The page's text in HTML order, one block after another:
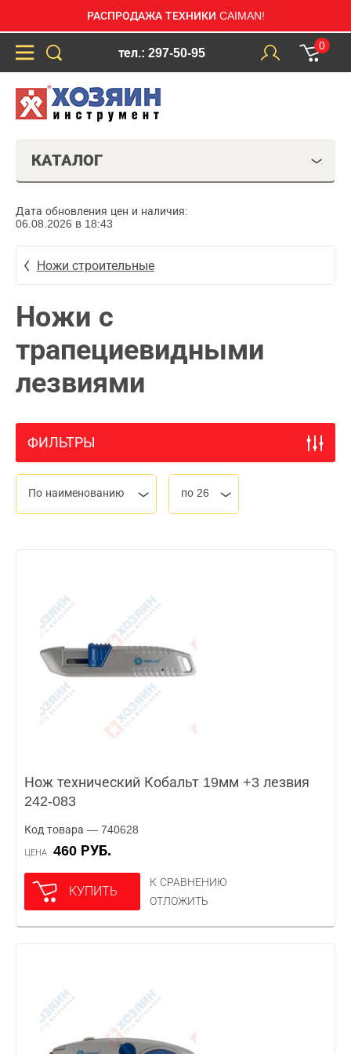
РАСПРОДАЖА ТЕХНИКИ CAIMAN!
тел.: 297-50-95
0
КАТАЛОГ
Дата обновления цен и наличия:
06.08.2026 в 18:43
Ножи строительные
Ножи с
трапециевидными
лезвиями
ФИЛЬТРЫ
По наименованию по 26
Нож технический Кобальт 19мм +3 лезвия
242-083
Код товара — 740628
ЦЕНА 460 РУБ.
КУПИТЬ
К СРАВНЕНИЮ
ОТЛОЖИТЬ